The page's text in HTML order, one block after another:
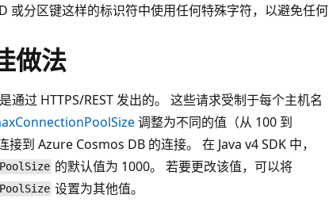
或分区键这样的标识符中使用任何特殊字符，以避免任何
做法
过 HTTPS/REST 发出的。 这些请求受制于每个主机名
调整为不同的值（从 100 到
到 Azure Cosmos DB 的连接。 在 Java v4 SDK 中，
的默认值为 1000。 若要更改该值，可以将
设置为其他值。